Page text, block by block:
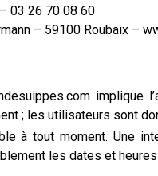
03 26 70 08 60
– 59100 Roubaix –
; les utilisateurs sont
à tout moment. Une
les dates et heures